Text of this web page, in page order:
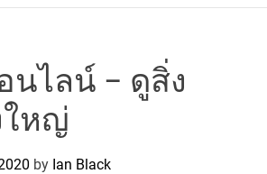
นไลน์ – ดูสิ่ง
ใหญ่
by Ian Black